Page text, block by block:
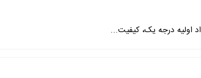
اولیه درجه یک، کیفیت...